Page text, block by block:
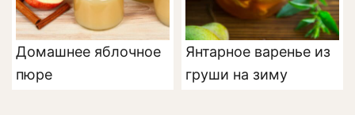
Домашнее яблочное
пюре
Янтарное варенье из
груши на зиму